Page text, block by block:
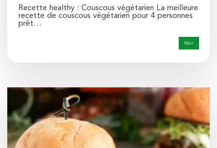
Recette healthy : Couscous végétarien La meilleure
recette de couscous végétarien pour 4 personnes
prêt…
Voir